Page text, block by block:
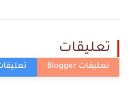
تعليقات